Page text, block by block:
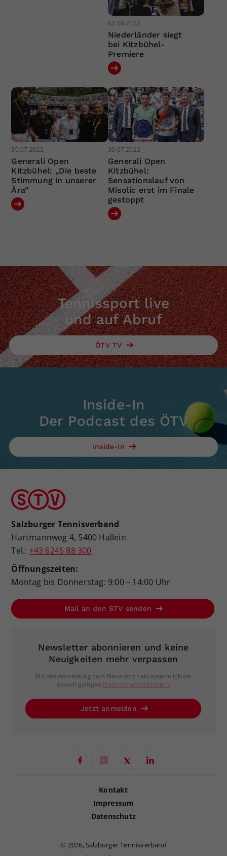
02.08.2022
Niederländer siegt
bei Kitzbühel-
Premiere
30.07.2022
Generali Open
Kitzbühel: „Die beste
Stimmung in unserer
Ära“
30.07.2022
Generali Open
Kitzbühel:
Sensationslauf von
Misolic erst im Finale
gestoppt
Tennissport live
und auf Abruf
ÖTV TV
Inside-In
Der Podcast des ÖTV
Inside-In
Salzburger Tennisverband
Hartmannweg 4, 5400 Hallein
Tel.: +43 6245 88 300
Öffnungszeiten:
Montag bis Donnerstag: 9:00 – 14:00 Uhr
Mail an den STV senden
Newsletter abonnieren und keine
Neuigkeiten mehr verpassen
Mit der Anmeldung zum Newsletter akzeptiere ich die
aktuell gültigen Datenschutzrichtlinien.
Jetzt anmelden
Kontakt
Impressum
Datenschutz
© 2026, Salzburger Tennisverband